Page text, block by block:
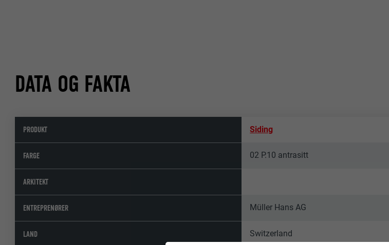
DATA OG FAKTA
PRODUKT Siding
FARGE 02 P.10 antrasitt
ARKITEKT
ENTREPRENØRER Müller Hans AG
LAND Switzerland